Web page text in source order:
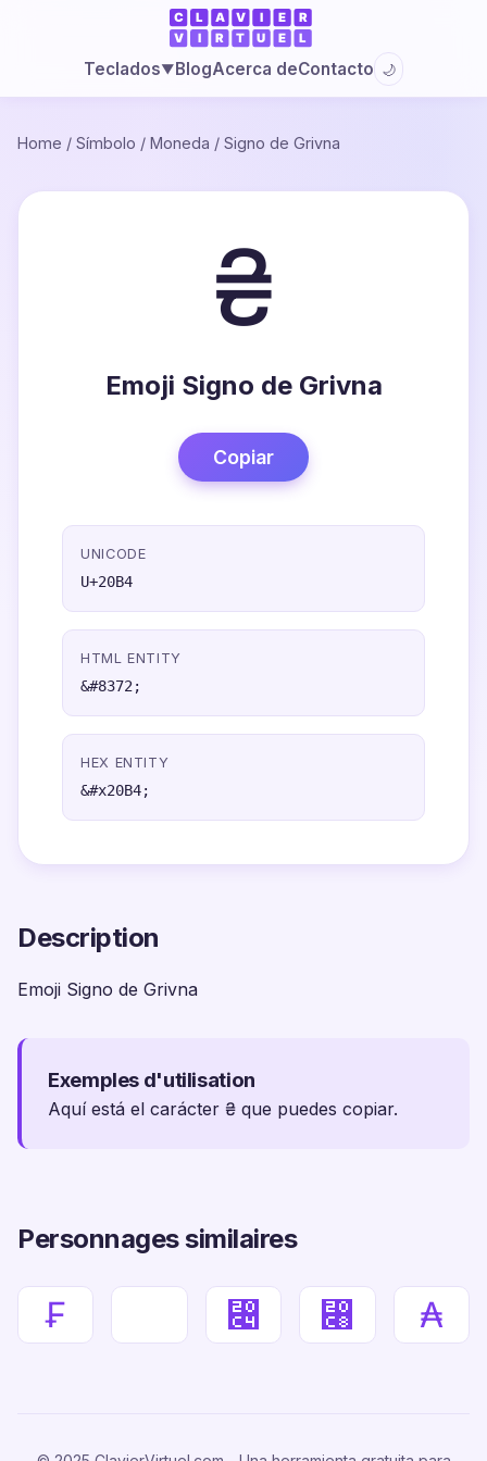
Teclados▼BlogAcerca deContacto 🌙
Home / Símbolo / Moneda / Signo de Grivna
₴
Emoji Signo de Grivna
Copiar
UNICODE
U+20B4
HTML ENTITY
&#8372;
HEX ENTITY
&#x20B4;
Description
Emoji Signo de Grivna
Exemples d'utilisation
Aquí está el carácter ₴ que puedes copiar.
Personnages similaires
₣ ⃄ ⃈ ₳